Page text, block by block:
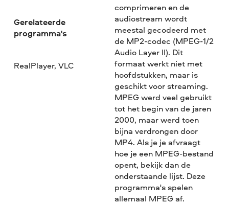
Gerelateerde
programma's
RealPlayer, VLC
comprimeren en de
audiostream wordt
meestal gecodeerd met
de MP2-codec (MPEG-1/2
Audio Layer II). Dit
formaat werkt niet met
hoofdstukken, maar is
geschikt voor streaming.
MPEG werd veel gebruikt
tot het begin van de jaren
2000, maar werd toen
bijna verdrongen door
MP4. Als je je afvraagt
hoe je een MPEG-bestand
opent, bekijk dan de
onderstaande lijst. Deze
programma's spelen
allemaal MPEG af.